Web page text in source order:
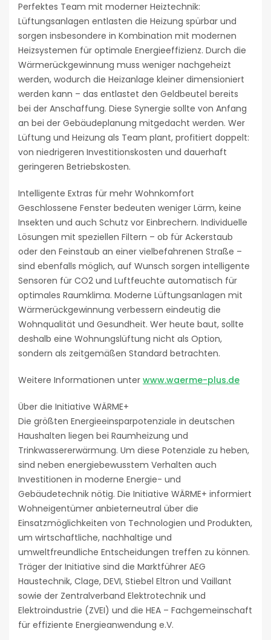
Perfektes Team mit moderner Heiztechnik:
Lüftungsanlagen entlasten die Heizung spürbar und
sorgen insbesondere in Kombination mit modernen
Heizsystemen für optimale Energieeffizienz. Durch die
Wärmerückgewinnung muss weniger nachgeheizt
werden, wodurch die Heizanlage kleiner dimensioniert
werden kann – das entlastet den Geldbeutel bereits
bei der Anschaffung. Diese Synergie sollte von Anfang
an bei der Gebäudeplanung mitgedacht werden. Wer
Lüftung und Heizung als Team plant, profitiert doppelt:
von niedrigeren Investitionskosten und dauerhaft
geringeren Betriebskosten.
Intelligente Extras für mehr Wohnkomfort
Geschlossene Fenster bedeuten weniger Lärm, keine
Insekten und auch Schutz vor Einbrechern. Individuelle
Lösungen mit speziellen Filtern – ob für Ackerstaub
oder den Feinstaub an einer vielbefahrenen Straße –
sind ebenfalls möglich, auf Wunsch sorgen intelligente
Sensoren für CO2 und Luftfeuchte automatisch für
optimales Raumklima. Moderne Lüftungsanlagen mit
Wärmerückgewinnung verbessern eindeutig die
Wohnqualität und Gesundheit. Wer heute baut, sollte
deshalb eine Wohnungslüftung nicht als Option,
sondern als zeitgemäßen Standard betrachten.
Weitere Informationen unter www.waerme-plus.de
Über die Initiative WÄRME+
Die größten Energieeinsparpotenziale in deutschen
Haushalten liegen bei Raumheizung und
Trinkwassererwärmung. Um diese Potenziale zu heben,
sind neben energiebewusstem Verhalten auch
Investitionen in moderne Energie- und
Gebäudetechnik nötig. Die Initiative WÄRME+ informiert
Wohneigentümer anbieterneutral über die
Einsatzmöglichkeiten von Technologien und Produkten,
um wirtschaftliche, nachhaltige und
umweltfreundliche Entscheidungen treffen zu können.
Träger der Initiative sind die Marktführer AEG
Haustechnik, Clage, DEVI, Stiebel Eltron und Vaillant
sowie der Zentralverband Elektrotechnik und
Elektroindustrie (ZVEI) und die HEA – Fachgemeinschaft
für effiziente Energieanwendung e.V.